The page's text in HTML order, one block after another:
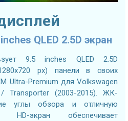
QLED 2.5D экран
9.5 inches QLED 2.5D
px) панели в своих
Ultra-Premium для Volkswagen
Transporter (2003-2015). ЖК-
углы обзора и отличную
HD-экран обеспечивает